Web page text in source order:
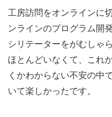
工房訪問をオンラインに
ンラインのプログラム開
シリテーターをがむしゃ
ほとんどいなくて、これ
くかわからない不安の中
いて楽しかったです。